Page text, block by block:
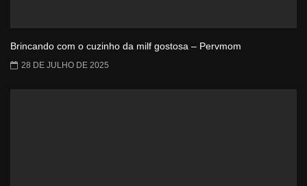
Brincando com o cuzinho da milf gostosa – Pervmom
28 DE JULHO DE 2025